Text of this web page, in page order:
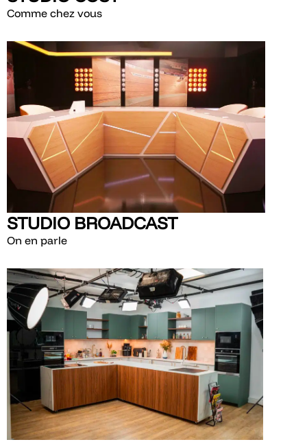
Comme chez vous
STUDIO BROADCAST
On en parle